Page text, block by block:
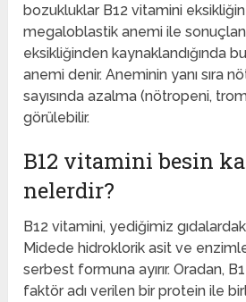
bozukluklar B12 vitamini
megaloblastik anemi ile
eksikliğinden kaynaklandığında
anemi denir. Aneminin yanı sıra
sayısında azalma (nötropeni,
görülebilir.
B12 vitamini besin
nelerdir?
B12 vitamini, yediğimiz
Midede hidroklorik asit ve
serbest formuna ayırır. Oradan,
faktör adı verilen bir protein ile